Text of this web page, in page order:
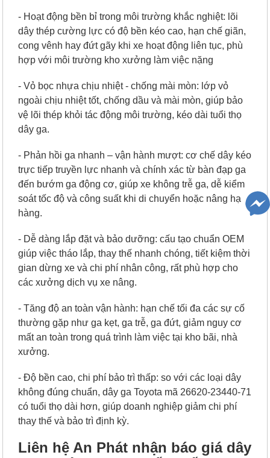
- Hoạt động bền bỉ trong môi trường khắc nghiệt: lõi
dây thép cường lực có độ bền kéo cao, hạn chế giãn,
cong vênh hay đứt gãy khi xe hoạt động liên tục, phù
hợp với môi trường kho xưởng làm việc nặng
- Vỏ bọc nhựa chịu nhiệt - chống mài mòn: lớp vỏ
ngoài chịu nhiệt tốt, chống dầu và mài mòn, giúp bảo
vệ lõi thép khỏi tác động môi trường, kéo dài tuổi thọ
dây ga.
- Phản hồi ga nhanh – vận hành mượt: cơ chế dây kéo
trực tiếp truyền lực nhanh và chính xác từ bàn đạp ga
đến bướm ga động cơ, giúp xe không trễ ga, dễ kiểm
soát tốc độ và công suất khi di chuyển hoặc nâng hạ
hàng.
- Dễ dàng lắp đặt và bảo dưỡng: cấu tạo chuẩn OEM
giúp việc tháo lắp, thay thế nhanh chóng, tiết kiệm thời
gian dừng xe và chi phí nhân công, rất phù hợp cho
các xưởng dịch vụ xe nâng.
- Tăng độ an toàn vận hành: hạn chế tối đa các sự cố
thường gặp như ga kẹt, ga trễ, ga đứt, giảm nguy cơ
mất an toàn trong quá trình làm việc tại kho bãi, nhà
xưởng.
- Độ bền cao, chi phí bảo trì thấp: so với các loại dây
không đúng chuẩn, dây ga Toyota mã 26620-23440-71
có tuổi thọ dài hơn, giúp doanh nghiệp giảm chi phí
thay thế và bảo trì định kỳ.
Liên hệ An Phát nhận báo giá dây